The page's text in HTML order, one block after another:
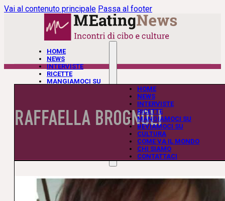
Vai al contenuto principale Passa al footer
HOME
NEWS
INTERVISTE
RICETTE
MANGIAMOCI SU
CHI SIAMO
CONTATTACI
HOME
NEWS
INTERVISTE
RICETTE
MANGIAMOCI SU
BEVIAMOCI SU
CULTURA
COME VA IL MONDO
CHI SIAMO
CONTATTACI
RAFFAELLA BROGNOLI